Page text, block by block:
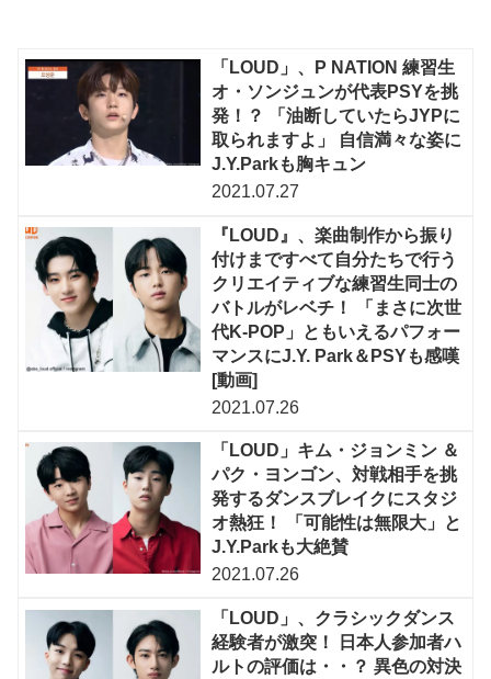
「LOUD」、P NATION 練習生
オ・ソンジュンが代表PSYを挑
発！？ 「油断していたらJYPに
取られますよ」 自信満々な姿に
J.Y.Parkも胸キュン
2021.07.27
『LOUD』、楽曲制作から振り
付けまですべて自分たちで行う
クリエイティブな練習生同士の
バトルがレベチ！ 「まさに次世
代K-POP」ともいえるパフォー
マンスにJ.Y. Park＆PSYも感嘆
[動画]
2021.07.26
「LOUD」キム・ジョンミン ＆
パク・ヨンゴン、対戦相手を挑
発するダンスブレイクにスタジ
オ熱狂！ 「可能性は無限大」と
J.Y.Parkも大絶賛
2021.07.26
「LOUD」、クラシックダンス
経験者が激突！ 日本人参加者ハ
ルトの評価は・・？ 異色の対決